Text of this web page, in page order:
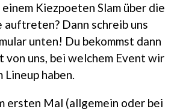
Kiezpoeten Slam über die
Dann schreib uns
unten! Du bekommst dann
uns, bei welchem Event wir
Lineup haben.
ersten Mal (allgemein oder bei